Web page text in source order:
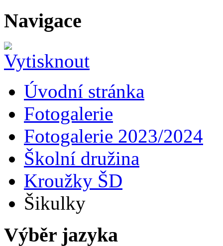
Navigace
Úvodní stránka
Fotogalerie
Fotogalerie 2023/2024
Školní družina
Kroužky ŠD
Šikulky
Výběr jazyka